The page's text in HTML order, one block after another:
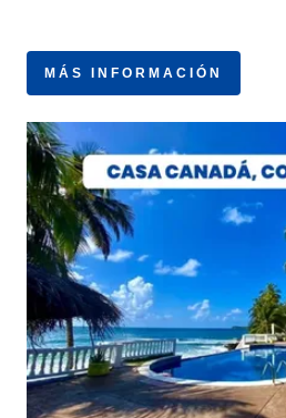
MÁS INFORMACIÓN